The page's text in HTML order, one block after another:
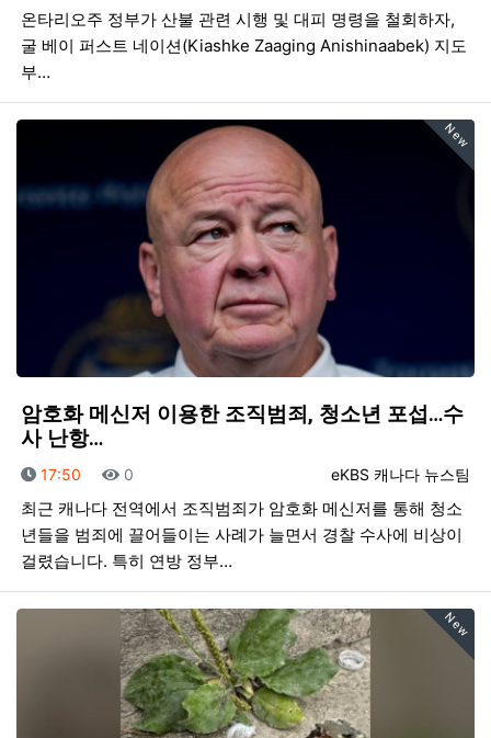
온타리오주 정부가 산불 관련 시행 및 대피 명령을 철회하자,
굴 베이 퍼스트 네이션(Kiashke Zaaging Anishinaabek) 지도
부…
New
암호화 메신저 이용한 조직범죄, 청소년 포섭…수
사 난항…
등록자
eKBS 캐나다 뉴스팀
등록일
17:50 조회
0
최근 캐나다 전역에서 조직범죄가 암호화 메신저를 통해 청소
년들을 범죄에 끌어들이는 사례가 늘면서 경찰 수사에 비상이
걸렸습니다. 특히 연방 정부…
New